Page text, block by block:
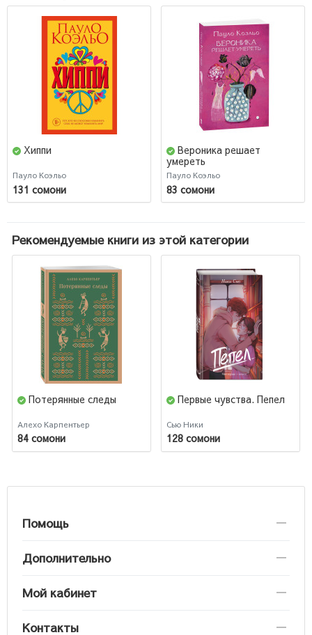
Хиппи
Пауло Коэльо
131 сомони
Вероника решает
умереть
Пауло Коэльо
83 сомони
Рекомендуемые книги из этой категории
Потерянные следы
Алехо Карпентьер
84 сомони
Первые чувства. Пепел
Сью Ники
128 сомони
Помощь
Дополнительно
Мой кабинет
Контакты